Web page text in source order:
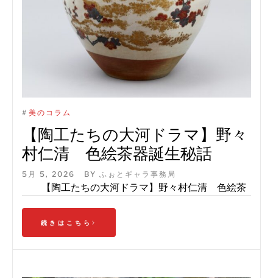
# 美のコラム
【陶工たちの大河ドラマ】野々
村仁清 色絵茶器誕生秘話
5月 5, 2026 BY ふぉとギャラ事務局
【陶工たちの大河ドラマ】野々村仁清 色絵茶
続きはこちら